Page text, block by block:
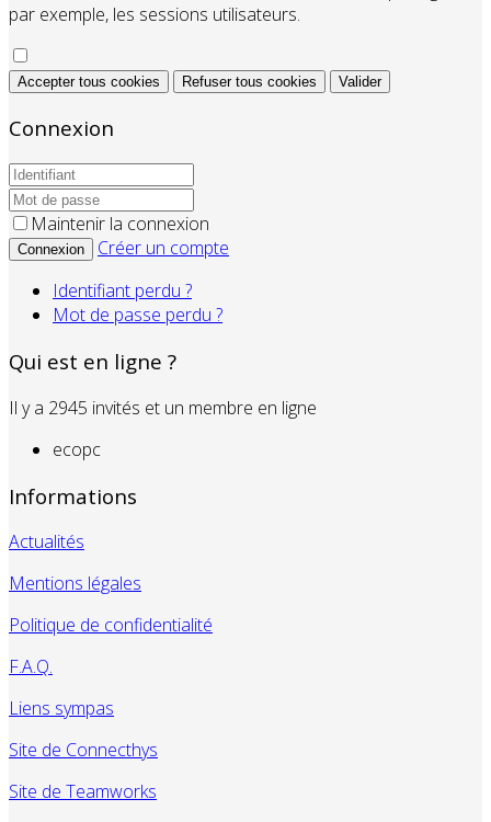
par exemple, les sessions utilisateurs.
Accepter tous cookies Refuser tous cookies Valider
Connexion
Maintenir la connexion
Connexion
Créer un compte
Identifiant perdu ?
Mot de passe perdu ?
Qui est en ligne ?
Il y a 2945 invités et un membre en ligne
ecopc
Informations
Actualités
Mentions légales
Politique de confidentialité
F.A.Q.
Liens sympas
Site de Connecthys
Site de Teamworks